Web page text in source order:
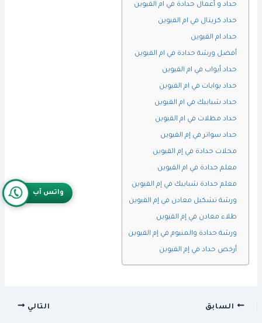
حداد و أعمال حدادة في ام القيوين
حداد كريتال في ام القيوين
حداد ام القيوين
أفضل ورشة حدادة في ام القيوين
حداد أبواب في ام القيوين
حداد بوابات في ام القيوين
حداد شبابيك في ام القيوين
حداد مظلات في ام القيوين
حداد سواتر في إم القيوين
محلات حدادة في إم القيوين
معلم حدادة في ام القيوين
معلم حدادة شبابيك في إم القيوين
ورشة تشكيل معادن في إم القيوين
طلاء معادن في إم القيوين
ورشة حدادة والمنيوم في إم القيوين
أرخص حداد في إم القيوين
السابق التالي
واتس آب